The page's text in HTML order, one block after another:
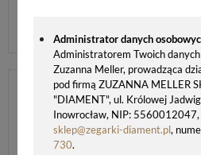
Administrator danych
Administratorem Twoich
Zuzanna Meller, prowadząca
pod firmą ZUZANNA MELLER
"DIAMENT", ul. Królowej
Inowrocław, NIP:
sklep@zegarki-diament.pl,
730.
ZEGAREK DLA CHŁOPCA LORUS
139,00 zł